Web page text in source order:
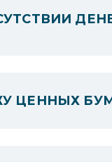
ЦЕННЫХ